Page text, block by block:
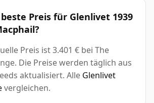
Preis für Glenlivet 1939
Preis ist 3.401 € bei The
Die Preise werden täglich aus
aktualisiert. Alle Glenlivet
vergleichen.